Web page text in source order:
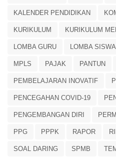
KALENDER PENDIDIKAN
KURIKULUM KURIKULUM
LOMBA GURU LOMBA SISWA
MPLS PAJAK PANTUN
PEMBELAJARAN INOVATIF
PENCEGAHAN COVID-19
PENGEMBANGAN DIRI
PPG PPPK RAPOR
SOAL DARING SPMB